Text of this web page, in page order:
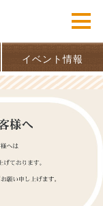
イベント情報